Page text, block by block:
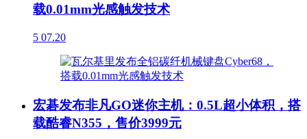
载0.01mm光感触发技术
5 07.20
宏碁发布非凡GO迷你主机：0.5L超小体积，搭
载酷睿N355，售价3999元